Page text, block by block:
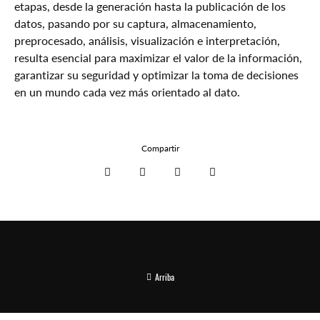
etapas, desde la generación hasta la publicación de los
datos, pasando por su captura, almacenamiento,
preprocesado, análisis, visualización e interpretación,
resulta esencial para maximizar el valor de la información,
garantizar su seguridad y optimizar la toma de decisiones
en un mundo cada vez más orientado al dato.
Compartir
Arriba